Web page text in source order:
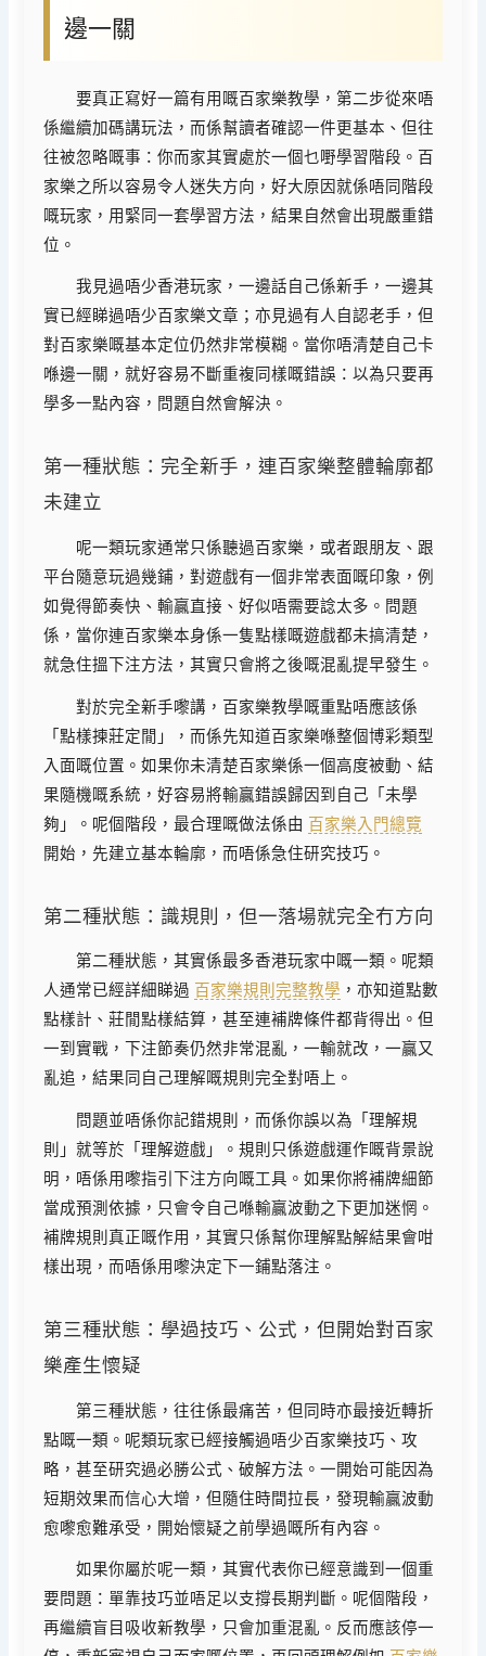
邊一關
要真正寫好一篇有用嘅百家樂教學，第二步從來唔
係繼續加碼講玩法，而係幫讀者確認一件更基本、但往
往被忽略嘅事：你而家其實處於一個乜嘢學習階段。百
家樂之所以容易令人迷失方向，好大原因就係唔同階段
嘅玩家，用緊同一套學習方法，結果自然會出現嚴重錯
位。
我見過唔少香港玩家，一邊話自己係新手，一邊其
實已經睇過唔少百家樂文章；亦見過有人自認老手，但
對百家樂嘅基本定位仍然非常模糊。當你唔清楚自己卡
喺邊一關，就好容易不斷重複同樣嘅錯誤：以為只要再
學多一點內容，問題自然會解決。
第一種狀態：完全新手，連百家樂整體輪廓都
未建立
呢一類玩家通常只係聽過百家樂，或者跟朋友、跟
平台隨意玩過幾鋪，對遊戲有一個非常表面嘅印象，例
如覺得節奏快、輸贏直接、好似唔需要諗太多。問題
係，當你連百家樂本身係一隻點樣嘅遊戲都未搞清楚，
就急住搵下注方法，其實只會將之後嘅混亂提早發生。
對於完全新手嚟講，百家樂教學嘅重點唔應該係
「點樣揀莊定閒」，而係先知道百家樂喺整個博彩類型
入面嘅位置。如果你未清楚百家樂係一個高度被動、結
果隨機嘅系統，好容易將輸贏錯誤歸因到自己「未學
夠」。呢個階段，最合理嘅做法係由 百家樂入門總覽
開始，先建立基本輪廓，而唔係急住研究技巧。
第二種狀態：識規則，但一落場就完全冇方向
第二種狀態，其實係最多香港玩家中嘅一類。呢類
人通常已經詳細睇過 百家樂規則完整教學 ，亦知道點數
點樣計、莊閒點樣結算，甚至連補牌條件都背得出。但
一到實戰，下注節奏仍然非常混亂，一輸就改，一贏又
亂追，結果同自己理解嘅規則完全對唔上。
問題並唔係你記錯規則，而係你誤以為「理解規
則」就等於「理解遊戲」。規則只係遊戲運作嘅背景說
明，唔係用嚟指引下注方向嘅工具。如果你將補牌細節
當成預測依據，只會令自己喺輸贏波動之下更加迷惘。
補牌規則真正嘅作用，其實只係幫你理解點解結果會咁
樣出現，而唔係用嚟決定下一鋪點落注。
第三種狀態：學過技巧、公式，但開始對百家
樂產生懷疑
第三種狀態，往往係最痛苦，但同時亦最接近轉折
點嘅一類。呢類玩家已經接觸過唔少百家樂技巧、攻
略，甚至研究過必勝公式、破解方法。一開始可能因為
短期效果而信心大增，但隨住時間拉長，發現輸贏波動
愈嚟愈難承受，開始懷疑之前學過嘅所有內容。
如果你屬於呢一類，其實代表你已經意識到一個重
要問題：單靠技巧並唔足以支撐長期判斷。呢個階段，
再繼續盲目吸收新教學，只會加重混亂。反而應該停一